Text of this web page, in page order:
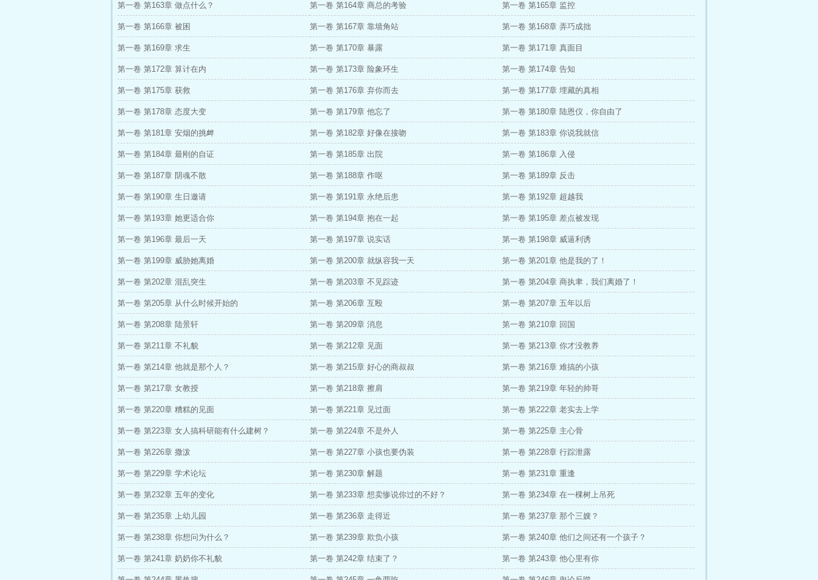
第一卷 第163章 做点什么？ 第一卷 第164章 商总的考验 第一卷 第165章 监控
第一卷 第166章 被困 第一卷 第167章 靠墙角站 第一卷 第168章 弄巧成拙
第一卷 第169章 求生 第一卷 第170章 暴露 第一卷 第171章 真面目
第一卷 第172章 算计在内 第一卷 第173章 险象环生 第一卷 第174章 告知
第一卷 第175章 获救 第一卷 第176章 弃你而去 第一卷 第177章 埋藏的真相
第一卷 第178章 态度大变 第一卷 第179章 他忘了 第一卷 第180章 陆恩仪，你自由了
第一卷 第181章 安烟的挑衅 第一卷 第182章 好像在接吻 第一卷 第183章 你说我就信
第一卷 第184章 最刚的自证 第一卷 第185章 出院 第一卷 第186章 入侵
第一卷 第187章 阴魂不散 第一卷 第188章 作呕 第一卷 第189章 反击
第一卷 第190章 生日邀请 第一卷 第191章 永绝后患 第一卷 第192章 超越我
第一卷 第193章 她更适合你 第一卷 第194章 抱在一起 第一卷 第195章 差点被发现
第一卷 第196章 最后一天 第一卷 第197章 说实话 第一卷 第198章 威逼利诱
第一卷 第199章 威胁她离婚 第一卷 第200章 就纵容我一天 第一卷 第201章 他是我的了！
第一卷 第202章 混乱突生 第一卷 第203章 不见踪迹 第一卷 第204章 商执聿，我们离婚了！
第一卷 第205章 从什么时候开始的 第一卷 第206章 互殴 第一卷 第207章 五年以后
第一卷 第208章 陆景轩 第一卷 第209章 消息 第一卷 第210章 回国
第一卷 第211章 不礼貌 第一卷 第212章 见面 第一卷 第213章 你才没教养
第一卷 第214章 他就是那个人？ 第一卷 第215章 好心的商叔叔 第一卷 第216章 难搞的小孩
第一卷 第217章 女教授 第一卷 第218章 擦肩 第一卷 第219章 年轻的帅哥
第一卷 第220章 糟糕的见面 第一卷 第221章 见过面 第一卷 第222章 老实去上学
第一卷 第223章 女人搞科研能有什么建树？ 第一卷 第224章 不是外人 第一卷 第225章 主心骨
第一卷 第226章 撒泼 第一卷 第227章 小孩也要伪装 第一卷 第228章 行踪泄露
第一卷 第229章 学术论坛 第一卷 第230章 解题 第一卷 第231章 重逢
第一卷 第232章 五年的变化 第一卷 第233章 想卖惨说你过的不好？ 第一卷 第234章 在一棵树上吊死
第一卷 第235章 上幼儿园 第一卷 第236章 走得近 第一卷 第237章 那个三嫂？
第一卷 第238章 你想问为什么？ 第一卷 第239章 欺负小孩 第一卷 第240章 他们之间还有一个孩子？
第一卷 第241章 奶奶你不礼貌 第一卷 第242章 结束了？ 第一卷 第243章 他心里有你